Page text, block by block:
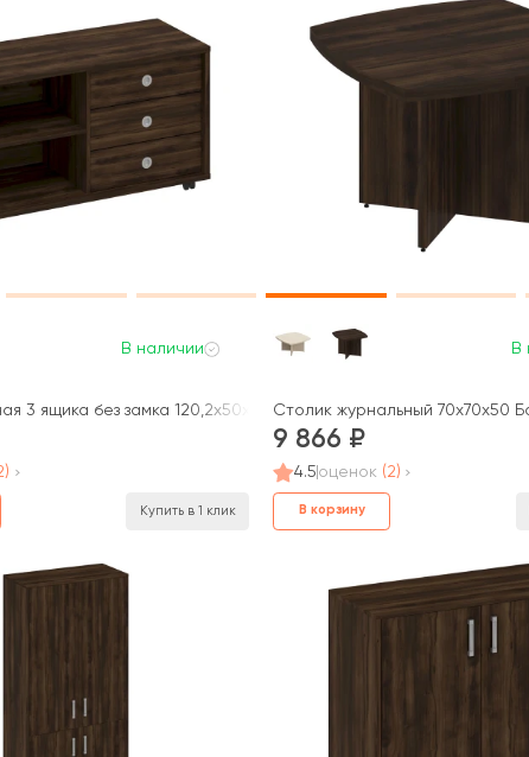
В наличии
3 ящика без замка 120,2x50x66 Борн
Купить в 1 клик
В
Столик журнальный 70x70x50
9 866
4.5 оценок (2)
В корзину